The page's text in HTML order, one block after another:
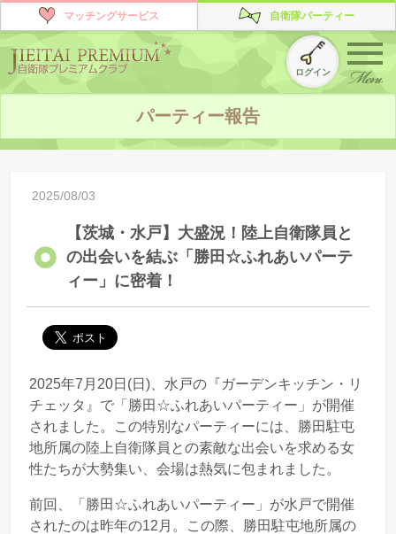
マッチングサービス 自衛隊パーティー
ログイン
パーティー報告
2025/08/03
【茨城・水戸】大盛況！陸上自衛隊員と
の出会いを結ぶ「勝田☆ふれあいパーテ
ィー」に密着！
2025年7月20日(日)、水戸の『ガーデンキッチン・リ
チェッタ』で「勝田☆ふれあいパーティー」が開催
されました。この特別なパーティーには、勝田駐屯
地所属の陸上自衛隊員との素敵な出会いを求める女
性たちが大勢集い、会場は熱気に包まれました。
前回、「勝田☆ふれあいパーティー」が水戸で開催
されたのは昨年の12月。この際、勝田駐屯地所属の